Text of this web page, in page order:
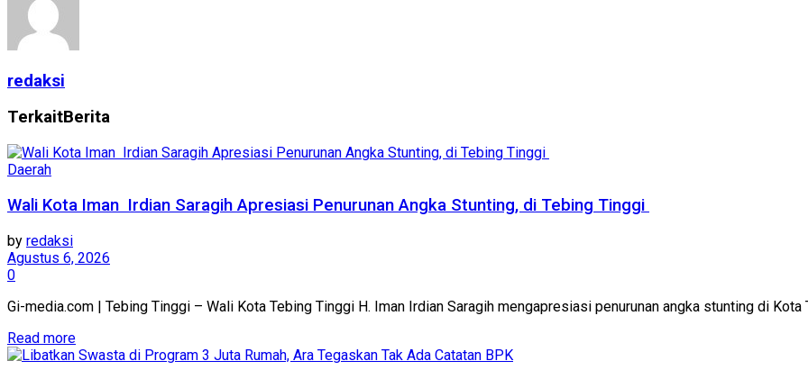
redaksi
TerkaitBerita
Daerah
Wali Kota Iman Irdian Saragih Apresiasi Penurunan Angka Stunting, di Tebing Tinggi
by redaksi
Agustus 6, 2026
0
Gi-media.com | Tebing Tinggi – Wali Kota Tebing Tinggi H. Iman Irdian Saragih mengapresiasi penurunan angka stunting di Kota
Read more